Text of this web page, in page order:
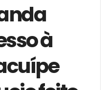
à